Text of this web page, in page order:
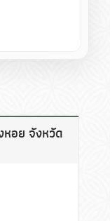
หอย จังหวัด